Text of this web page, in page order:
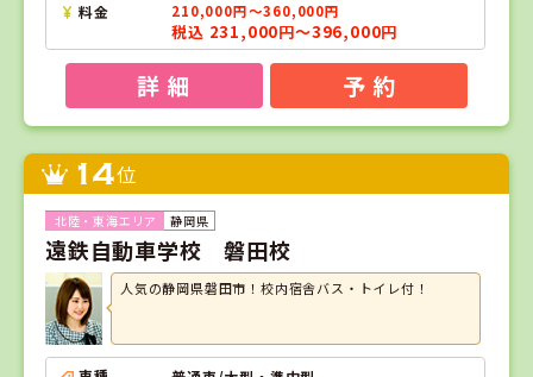
料金 210,000円～360,000円
税込 231,000円～396,000円
詳 細 予 約
14位
静岡県
遠鉄自動車学校 磐田校
人気の静岡県磐田市！校内宿舎バス・トイレ付！